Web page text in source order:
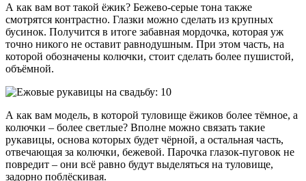
А как вам вот такой ёжик? Бежево-серые тона также
смотрятся контрастно. Глазки можно сделать из крупных
бусинок. Получится в итоге забавная мордочка, которая уж
точно никого не оставит равнодушным. При этом часть, на
которой обозначены колючки, стоит сделать более пушистой,
объёмной.
А как вам модель, в которой туловище ёжиков более тёмное, а
колючки – более светлые? Вполне можно связать такие
рукавицы, основа которых будет чёрной, а остальная часть,
отвечающая за колючки, бежевой. Парочка глазок-пуговок не
повредит – они всё равно будут выделяться на туловище,
задорно поблёскивая.